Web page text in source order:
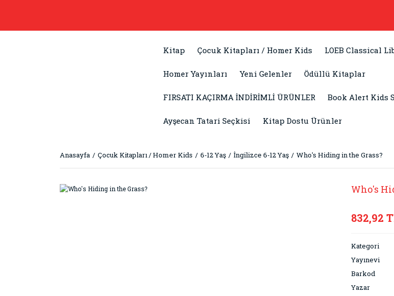
Kitap Çocuk Kitapları / Homer Kids LOEB Classical
Homer Yayınları Yeni Gelenler Ödüllü Kitaplar
FIRSATI KAÇIRMA İNDİRİMLİ ÜRÜNLER Book Alert Kids
Ayşecan Tatari Seçkisi Kitap Dostu Ürünler
Anasayfa Çocuk Kitapları / Homer Kids 6-12 Yaş İngilizce 6-12 Yaş Who's Hiding in the Grass?
Who's
832,92
Kategori
Yayınevi
Barkod
Yazar